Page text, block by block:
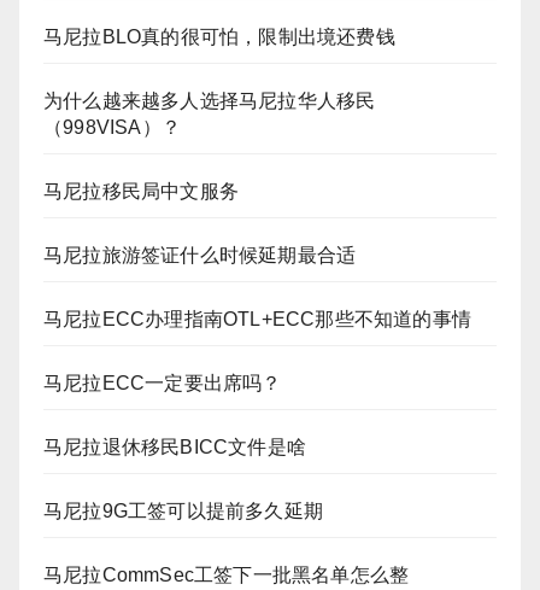
马尼拉BLO真的很可怕，限制出境还费钱
为什么越来越多人选择马尼拉华人移民
（998VISA）？
马尼拉移民局中文服务
马尼拉旅游签证什么时候延期最合适
马尼拉ECC办理指南OTL+ECC那些不知道的事情
马尼拉ECC一定要出席吗？
马尼拉退休移民BICC文件是啥
马尼拉9G工签可以提前多久延期
马尼拉CommSec工签下一批黑名单怎么整